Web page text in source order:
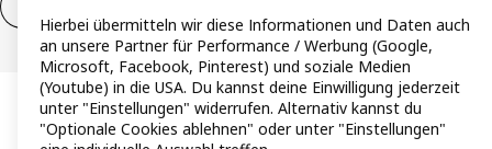
Hierbei übermitteln wir diese Informationen und Daten auch
an unsere Partner für Performance / Werbung (Google,
Microsoft, Facebook, Pinterest) und soziale Medien
(Youtube) in die USA. Du kannst deine Einwilligung jederzeit
unter "Einstellungen" widerrufen. Alternativ kannst du
"Optionale Cookies ablehnen" oder unter "Einstellungen"